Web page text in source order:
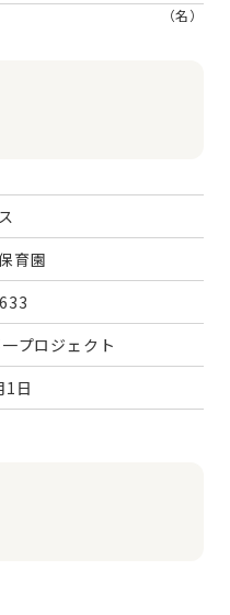
（名）
育園
プロジェクト
1日